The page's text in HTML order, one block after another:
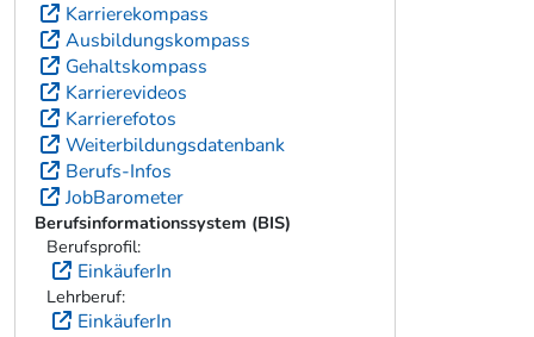
Karrierekompass
Ausbildungskompass
Gehaltskompass
Karrierevideos
Karrierefotos
Weiterbildungsdatenbank
Berufs-Infos
JobBarometer
Berufsinformationssystem (BIS)
Berufsprofil:
EinkäuferIn
Lehrberuf:
EinkäuferIn